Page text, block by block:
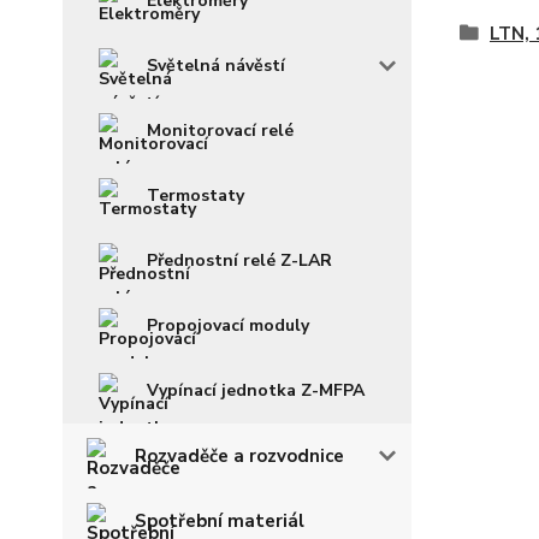
Světelná návěstí
Monitorovací relé
Termostaty
Přednostní relé Z-LAR
Propojovací moduly
Vypínací jednotka Z-MFPA
Rozvaděče a rozvodnice
Spotřební materiál
LTN,